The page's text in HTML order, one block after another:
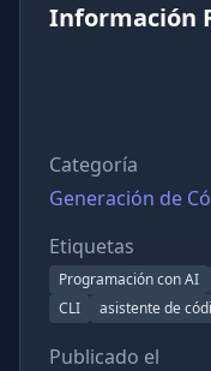
Información
Categoría
Generación de
Etiquetas
Programación con AI
CLI
asistente de
Publicado el